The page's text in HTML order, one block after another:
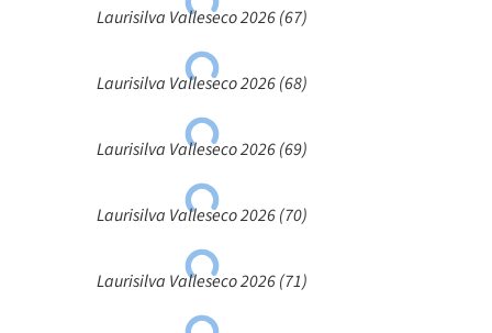
Laurisilva Valleseco 2026 (67)
Laurisilva Valleseco 2026 (68)
Laurisilva Valleseco 2026 (69)
Laurisilva Valleseco 2026 (70)
Laurisilva Valleseco 2026 (71)